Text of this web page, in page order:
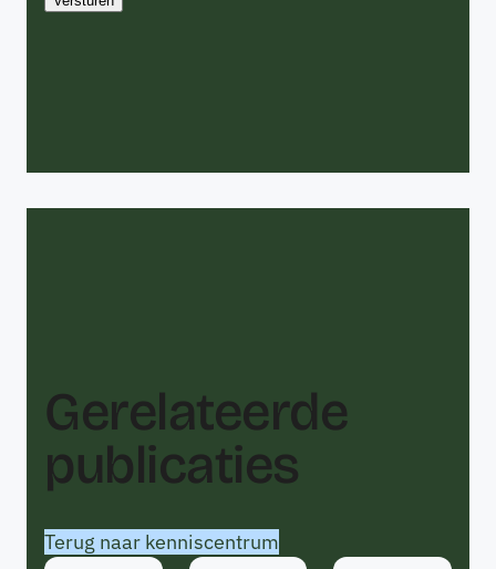
Gerelateerde
publicaties
Terug naar kenniscentrum